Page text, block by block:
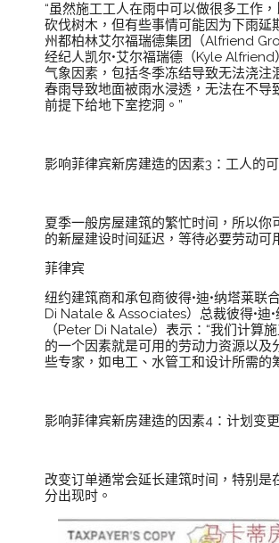
“虽然施工工人在雨中可以做很多工作
砍伐树木，但有些事情可能因为下雨延
州都柏林艾尔福瑞德集团（Alfriend
经纪人凯尔•艾尔福瑞德（Kyle Alfriend
气象因素，包括冬季冻结导致无法浇注
春雨导致地面被雨水浸透，无法在不导
前提下给地下室挖洞。”
影响菲律宾新房建造的因素3：工人的
夏季一般房屋建筑的繁忙时间，所以你
的新屋建设时间延迟，等待必要
菲律宾
纽约建筑商和承包商彼得•迪•纳塔莱联
Di Natale & Associates）总裁彼得•迪•
（Peter Di Natale）表示：“我们计算
的一个因素就是可用的劳动力资源以及
些专家，如电工、水管工和设计所需的
影响菲律宾新房建造的因素4：计划变更
改变订单通常会延长建筑时间，特别是
分出现时。